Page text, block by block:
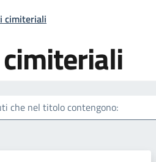
pane
cimiteriali
che nel titolo contengono: